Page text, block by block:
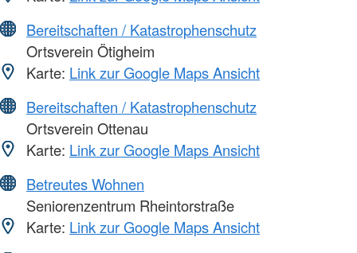
Bereitschaften / Katastrophenschutz
Ortsverein Ötigheim
Karte: Link zur Google Maps Ansicht
Bereitschaften / Katastrophenschutz
Ortsverein Ottenau
Karte: Link zur Google Maps Ansicht
Betreutes Wohnen
Seniorenzentrum Rheintorstraße
Karte: Link zur Google Maps Ansicht